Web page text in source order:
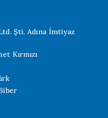
Şti. Adına İmtiyaz
Kırmızı